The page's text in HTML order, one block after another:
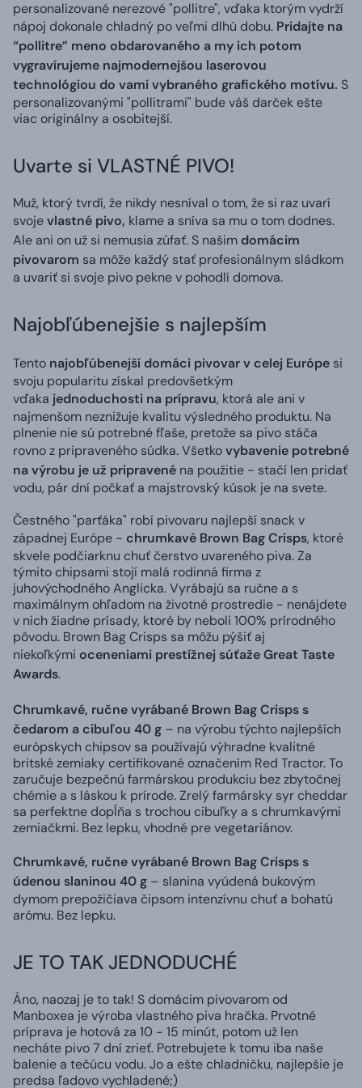
personalizované nerezové "pollitre", vďaka ktorým vydrží
nápoj dokonale chladný po veľmi dlhú dobu. Pridajte na
“pollitre” meno obdarovaného a my ich potom
vygravírujeme najmodernejšou laserovou
technológiou do vami vybraného grafického motívu. S
personalizovanými "pollitrami" bude váš darček ešte
viac originálny a osobitejší.
Uvarte si VLASTNÉ PIVO!
Muž, ktorý tvrdí, že nikdy nesníval o tom, že si raz uvarí
svojevlastné pivo, klame a sníva sa mu o tom dodnes.
Ale ani on už si nemusia zúfať. S našim domácim
pivovarom sa môže každý stať profesionálnym sládkom
a uvariť si svoje pivo pekne v pohodlí domova.
Najobľúbenejšie s najlepším
Tento najobľúbenejší domáci pivovar v celej Európe si
svoju popularitu získal predovšetkým
vďaka jednoduchosti na prípravu, ktorá ale ani v
najmenšom neznižuje kvalitu výsledného produktu. Na
plnenie nie sú potrebné fľaše, pretože sa pivo stáča
rovno z pripraveného súdka. Všetkovybavenie potrebné
na výrobu je už pripravené na použitie - stačí len pridať
vodu, pár dní počkať a majstrovský kúsok je na svete.
Čestného "parťáka" robí pivovaru najlepší snack v
západnej Európe - chrumkavé Brown Bag Crisps, ktoré
skvele podčiarknu chuť čerstvo uvareného piva. Za
týmito chipsami stojí malá rodinná firma z
juhovýchodného Anglicka. Vyrábajú sa ručne a s
maximálnym ohľadom na životné prostredie - nenájdete
v nich žiadne prísady, ktoré by neboli 100% prírodného
pôvodu. Brown Bag Crisps sa môžu pýšiť aj
niekoľkými oceneniami prestížnej súťaže Great Taste
Awards.
Chrumkavé, ručne vyrábané Brown Bag Crisps s
čedarom a cibuľou 40 g – na výrobu týchto najlepších
európskych chipsov sa používajú výhradne kvalitné
britské zemiaky certifikované označením Red Tractor. To
zaručuje bezpečnú farmárskou produkciu bez zbytočnej
chémie a s láskou k prírode. Zrelý farmársky syr cheddar
sa perfektne dopĺňa s trochou cibuľky a s chrumkavými
zemiačkmi. Bez lepku, vhodné pre vegetariánov.
Chrumkavé, ručne vyrábané Brown Bag Crisps s
údenou slaninou 40 g – slanina vyúdená bukovým
dymom prepožičiava čipsom intenzívnu chuť a bohatú
arómu. Bez lepku.
JE TO TAK JEDNODUCHÉ
Áno, naozaj je to tak! S domácim pivovarom od
Manboxea je výroba vlastného piva hračka. Prvotné
príprava je hotová za 10 - 15 minút, potom už len
necháte pivo 7 dní zrieť. Potrebujete k tomu iba naše
balenie a tečúcu vodu. Jo a ešte chladničku, najlepšie je
predsa ľadovo vychladené;)